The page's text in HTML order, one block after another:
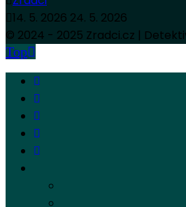
14. 5. 2026 24. 5. 2026
© 2024 - 2025 Zradci.cz |
Top